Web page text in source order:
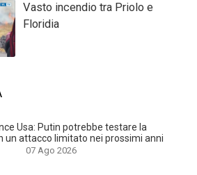
Vasto incendio tra Priolo e
Floridia
Usa: Putin potrebbe testare la
un attacco limitato nei prossimi anni
07 Ago 2026